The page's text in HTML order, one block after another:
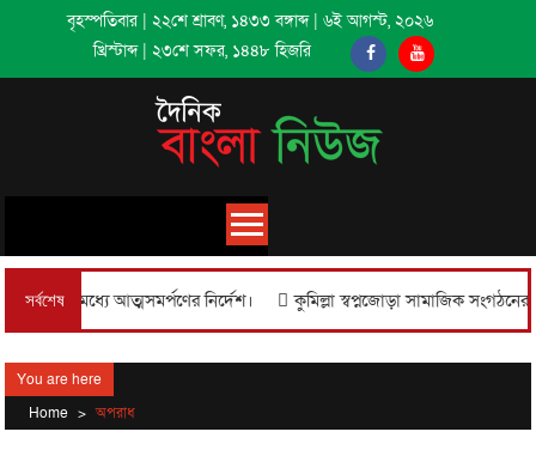
content
বৃহস্পতিবার| ২২শে শ্রাবণ, ১৪৩৩ বঙ্গাব্দ| ৬ই আগস্ট, ২০২৬
খ্রিস্টাব্দ| ২৩শে সফর, ১৪৪৮ হিজরি
সর্বশেষ
মধ্যে আত্মসমর্পণের নির্দেশ। কুমিল্লা স্বপ্নজোড়া সামাজিক সংগঠনের
You are here
Home > অপরাধ